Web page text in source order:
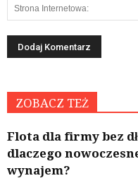
ZOBACZ TEŻ
Flota dla firmy bez
dlaczego
wynajem?